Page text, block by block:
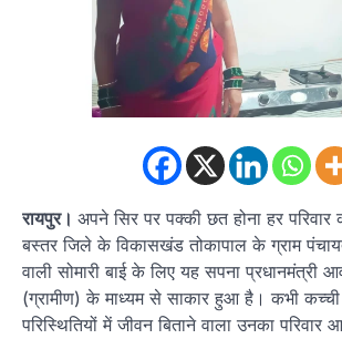
रायपुर। अपने सिर पर पक्की छत होना हर परिवार
बस्तर जिले के विकासखंड तोकापाल के ग्राम
वाली सोमारी बाई के लिए यह सपना प्रधानमंत्री
(ग्रामीण) के माध्यम से साकार हुआ है। कभी
परिस्थितियों में जीवन बिताने वाला उनका